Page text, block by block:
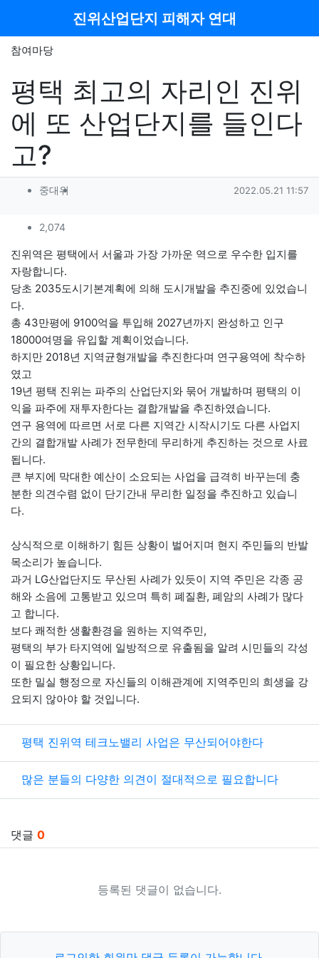
진위산업단지 피해자 연대
참여마당
평택 최고의 자리인 진위
에 또 산업단지를 들인다
고?
작성자 정보
중대위 작성일
2022.05.21 11:57
컨텐츠 정보
2,074
본문
진위역은 평택에서 서울과 가장 가까운 역으로 우수한 입지를
자랑합니다.
당초 2035도시기본계획에 의해 도시개발을 추진중에 있었습니
다.
총 43만평에 9100억을 투입해 2027년까지 완성하고 인구
18000여명을 유입할 계획이었습니다.
하지만 2018년 지역균형개발을 추진한다며 연구용역에 착수하
였고
19년 평택 진위는 파주의 산업단지와 묶어 개발하며 평택의 이
익을 파주에 재투자한다는 결합개발을 추진하였습니다.
연구 용역에 따르면 서로 다른 지역간 시작시기도 다른 사업지
간의 결합개발 사례가 전무한데 무리하게 추진하는 것으로 사료
됩니다.
큰 부지에 막대한 예산이 소요되는 사업을 급격히 바꾸는데 충
분한 의견수렴 없이 단기간내 무리한 일정을 추진하고 있습니
다.
상식적으로 이해하기 힘든 상황이 벌어지며 현지 주민들의 반발
목소리가 높습니다.
과거 LG산업단지도 무산된 사례가 있듯이 지역 주민은 각종 공
해와 소음에 고통받고 있으며 특히 폐질환, 폐암의 사례가 많다
고 합니다.
보다 쾌적한 생활환경을 원하는 지역주민,
평택의 부가 타지역에 일방적으로 유출됨을 알려 시민들의 각성
이 필요한 상황입니다.
또한 밀실 행정으로 자신들의 이해관계에 지역주민의 희생을 강
요되지 않아야 할 것입니다.
관련자료
평택 진위역 테크노밸리 사업은 무산되어야한다
많은 분들의 다양한 의견이 절대적으로 필요합니다
댓글 0
등록된 댓글이 없습니다.